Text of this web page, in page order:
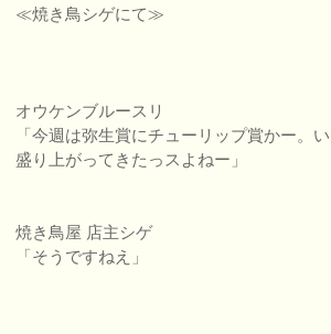
≪焼き鳥シゲにて≫
オウケンブルースリ
「今週は弥生賞にチューリップ賞かー。
盛り上がってきたっスよねー」
焼き鳥屋 店主シゲ
「そうですねえ」